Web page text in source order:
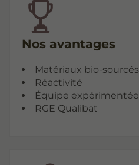
Nos avantages
Matériaux bio-sourcés
Réactivité
Équipe expérimentée
RGE Qualibat